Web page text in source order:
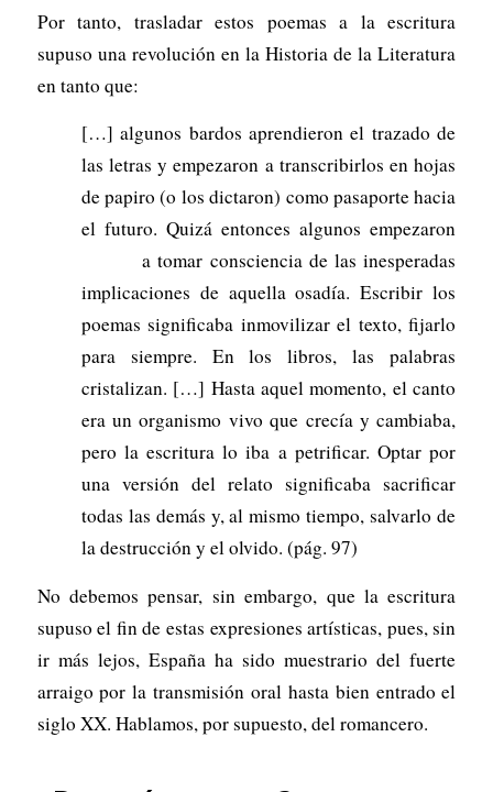
Por tanto, trasladar estos poemas a la escritura
supuso una revolución en la Historia de la Literatura
en tanto que:
[…] algunos bardos aprendieron el trazado de
las letras y empezaron a transcribirlos en hojas
de papiro (o los dictaron) como pasaporte hacia
el futuro. Quizá entonces algunos empezaron
a tomar consciencia de las inesperadas
implicaciones de aquella osadía. Escribir los
poemas significaba inmovilizar el texto, fijarlo
para siempre. En los libros, las palabras
cristalizan. […] Hasta aquel momento, el canto
era un organismo vivo que crecía y cambiaba,
pero la escritura lo iba a petrificar. Optar por
una versión del relato significaba sacrificar
todas las demás y, al mismo tiempo, salvarlo de
la destrucción y el olvido. (pág. 97)
No debemos pensar, sin embargo, que la escritura
supuso el fin de estas expresiones artísticas, pues, sin
ir más lejos, España ha sido muestrario del fuerte
arraigo por la transmisión oral hasta bien entrado el
siglo XX. Hablamos, por supuesto, del romancero.